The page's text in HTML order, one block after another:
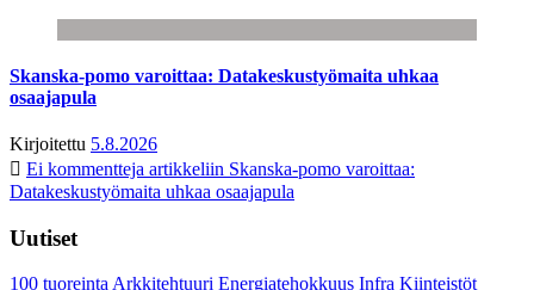
Skanska-pomo varoittaa: Datakeskustyömaita uhkaa
osaajapula
Kirjoitettu 5.8.2026
Ei kommentteja artikkeliin Skanska-pomo varoittaa:
Datakeskustyömaita uhkaa osaajapula
Uutiset
100 tuoreintaArkkitehtuuri Energiatehokkuus Infra Kiinteistöt